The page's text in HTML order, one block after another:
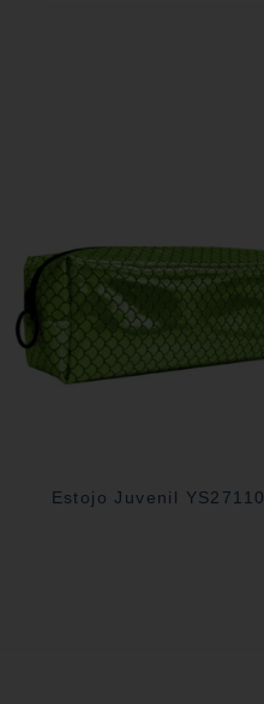
Estojo Juvenil YS27110